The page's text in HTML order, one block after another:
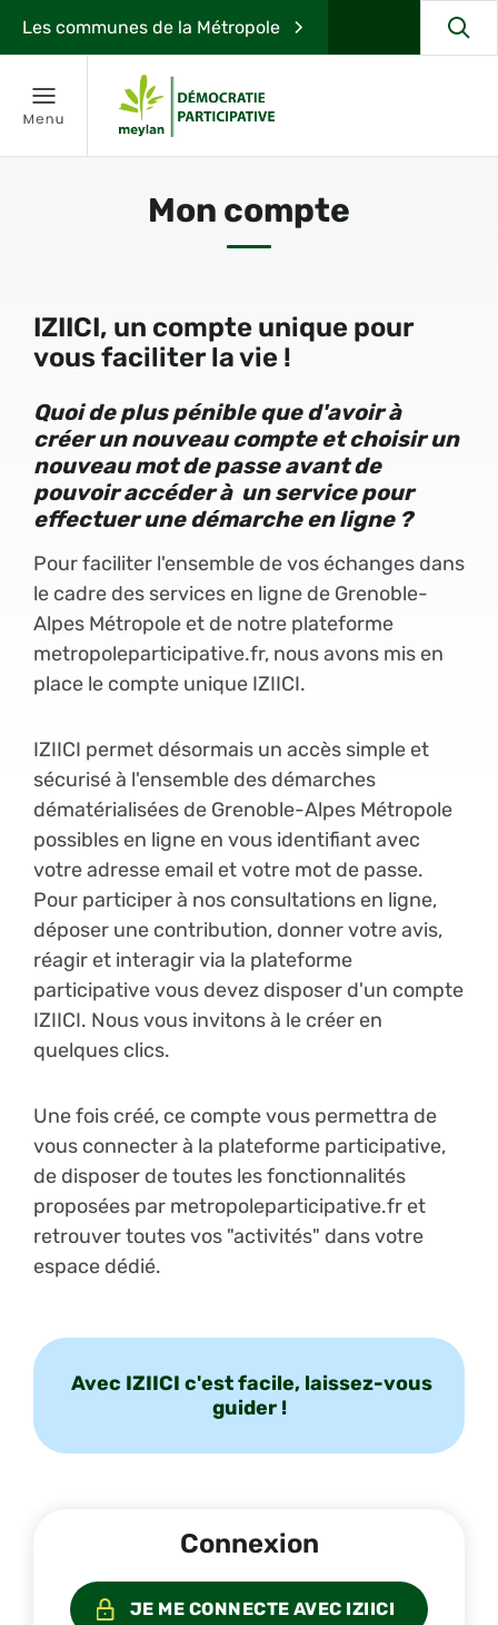
Les communes de la Métropole
Mon compte
IZIICI, un compte unique pour
vous faciliter la vie !
Quoi de plus pénible que d'avoir à
créer un nouveau compte et choisir un
nouveau mot de passe avant de
pouvoir accéder à un service pour
effectuer une démarche en ligne ?
Pour faciliter l'ensemble de vos échanges dans
le cadre des services en ligne de Grenoble-
Alpes Métropole et de notre plateforme
metropoleparticipative.fr, nous avons mis en
place le compte unique IZIICI.
IZIICI permet désormais un accès simple et
sécurisé à l'ensemble des démarches
dématérialisées de Grenoble-Alpes Métropole
possibles en ligne en vous identifiant avec
votre adresse email et votre mot de passe.
Pour participer à nos consultations en ligne,
déposer une contribution, donner votre avis,
réagir et interagir via la plateforme
participative vous devez disposer d'un compte
IZIICI. Nous vous invitons à le créer en
quelques clics.
Une fois créé, ce compte vous permettra de
vous connecter à la plateforme participative,
de disposer de toutes les fonctionnalités
proposées par metropoleparticipative.fr et
retrouver toutes vos "activités" dans votre
espace dédié.
Avec IZIICI c'est facile, laissez-vous
guider !
Connexion
JE ME CONNECTE AVEC IZIICI